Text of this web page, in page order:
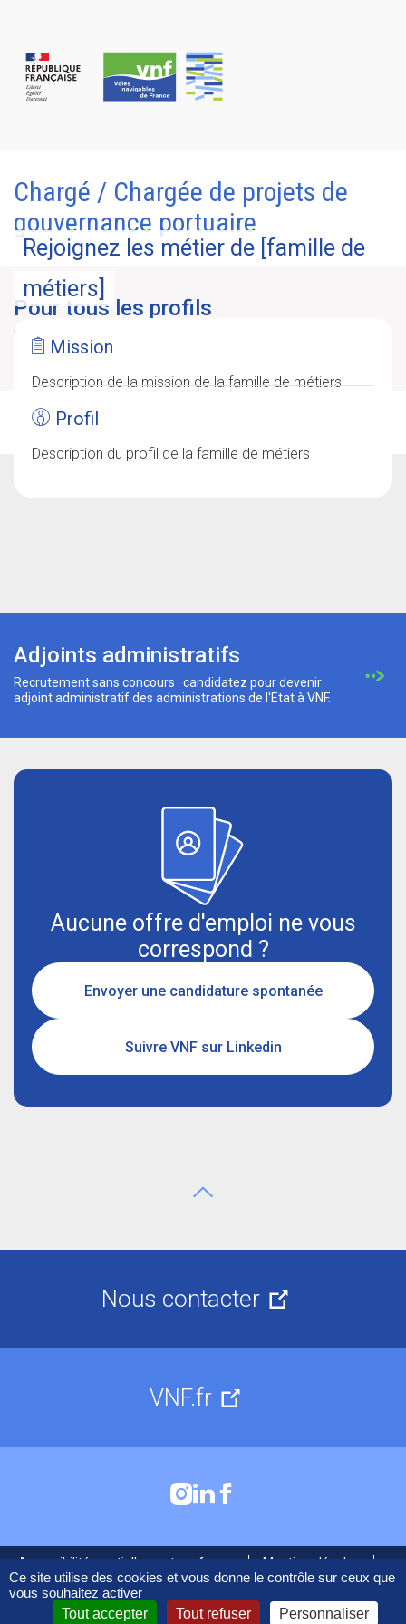
Chargé / Chargée de projets de
gouvernance portuaire
Pour tous les profils
Postulez à l’une de nos offres d’emploi, que vous soyez issu du
secteur privé ou du service public.
Rejoignez les métier de [famille de
métiers]
Mission
Description de la mission de la famille de métiers
Profil
Description du profil de la famille de métiers
Adjoints administratifs
Recrutement sans concours : candidatez pour devenir
adjoint administratif des administrations de l'Etat à VNF.
Aucune offre d'emploi ne vous
correspond ?
Envoyer une candidature spontanée
Suivre VNF sur Linkedin
Aller en haut de page
Nous contacter
VNF.fr
Accessibilité : partiellement conforme
Mentions légales
Cookies
Ce site utilise des cookies et vous donne le contrôle sur ceux que
vous souhaitez activer
Tout accepter
Tout refuser Personnaliser